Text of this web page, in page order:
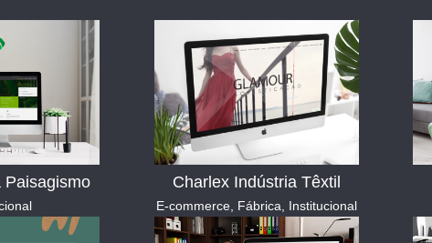
Paisagismo Charlex Indústria Têxtil
E-commerce, Fábrica Institucional